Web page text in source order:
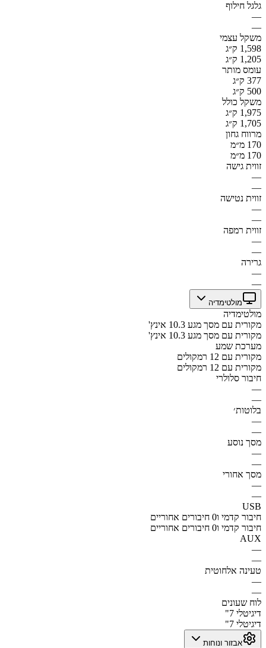
גלגל חילוף
—
—
משקל עצמי
1,598 ק״ג
1,205 ק״ג
עומס מותר
377 ק״ג
500 ק״ג
משקל כולל
1,975 ק״ג
1,705 ק״ג
מרווח גחון
170 מ״מ
170 מ״מ
זווית גישה
—
—
זווית נטישה
—
—
זווית רמפה
—
—
גרירה
—
—
מולטימדיה
מולטימדיה
מקורית עם מסך מגע 10.3 אינץ'
מקורית עם מסך מגע 10.3 אינץ'
מערכת שמע
מקורית עם 12 רמקולים
מקורית עם 12 רמקולים
חיבור סלולרי
—
—
בלוטות׳
—
—
מסך נוסע
—
—
מסך אחורי
—
—
USB
חיבור קדמי ו0 חיבורים אחוריים
חיבור קדמי ו0 חיבורים אחוריים
AUX
—
—
טעינה אלחוטית
—
—
לוח שעונים
דיגיטלי 7"
דיגיטלי 7"
אבזור ונוחות